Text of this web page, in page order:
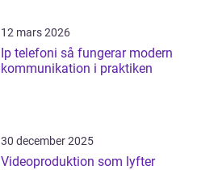
12 mars 2026
Ip telefoni så fungerar modern
kommunikation i praktiken
30 december 2025
Videoproduktion som lyfter